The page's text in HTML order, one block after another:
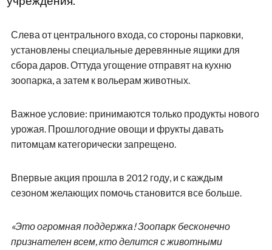
Слева от центрального входа, со стороны парковки,
установлены специальные деревянные ящики для
сбора даров. Оттуда угощение отправят на кухню
зоопарка, а затем к вольерам животных.
Важное условие: принимаются только продукты нового
урожая. Прошлогодние овощи и фрукты давать
питомцам категорически запрещено.
Впервые акция прошла в 2012 году, и с каждым
сезоном желающих помочь становится все больше.
«Это огромная поддержка! Зоопарк бесконечно
признателен всем, кто делится с животными